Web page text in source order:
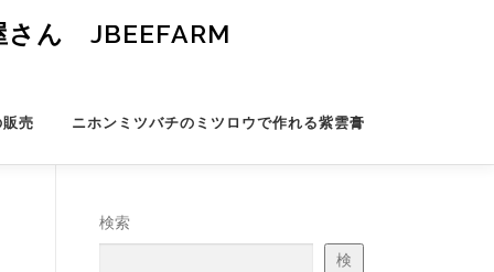
さん JBEEFARM
売 ニホンミツバチのミツロウで作れる紫雲膏
検索
検